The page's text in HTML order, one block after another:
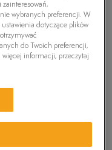
zainteresowań,
wybranych preferencji. W
dotyczące plików
do Twoich preferencji,
więcej informacji, przeczytaj